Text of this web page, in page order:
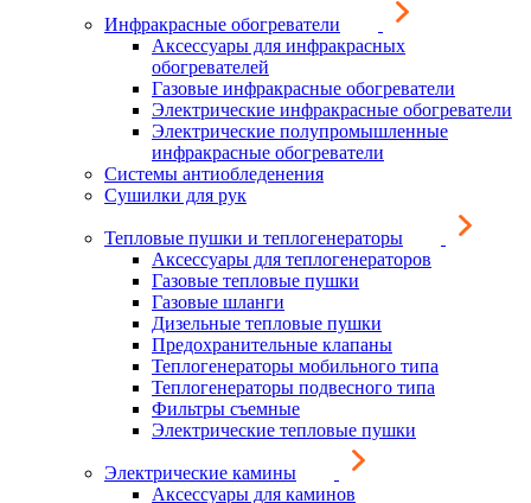
Инфракрасные обогреватели
Аксессуары для инфракрасных
обогревателей
Газовые инфракрасные обогреватели
Электрические инфракрасные обогреватели
Электрические полупромышленные
инфракрасные обогреватели
Системы антиобледенения
Сушилки для рук
Тепловые пушки и теплогенераторы
Аксессуары для теплогенераторов
Газовые тепловые пушки
Газовые шланги
Дизельные тепловые пушки
Предохранительные клапаны
Теплогенераторы мобильного типа
Теплогенераторы подвесного типа
Фильтры съемные
Электрические тепловые пушки
Электрические камины
Аксессуары для каминов